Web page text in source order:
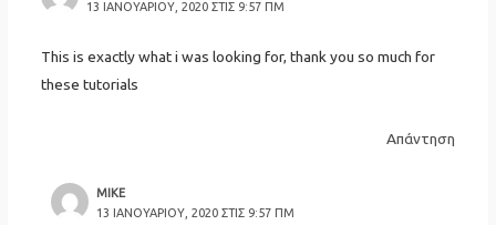
13 ΙΑΝΟΥΑΡΊΟΥ, 2020 ΣΤΙΣ 9:57 ΠΜ
This is exactly what i was looking for, thank you so much for
these tutorials
Απάντηση
MIKE
13 ΙΑΝΟΥΑΡΊΟΥ, 2020 ΣΤΙΣ 9:57 ΠΜ